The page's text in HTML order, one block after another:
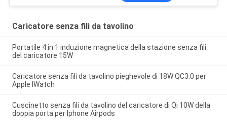
Caricatore senza fili da tavolino
Portatile 4 in 1 induzione magnetica della stazione senza fili
del caricatore 15W
Caricatore senza fili da tavolino pieghevole di 18W QC3.0 per
Apple IWatch
Cuscinetto senza fili da tavolino del caricatore di Qi 10W della
doppia porta per Iphone Airpods